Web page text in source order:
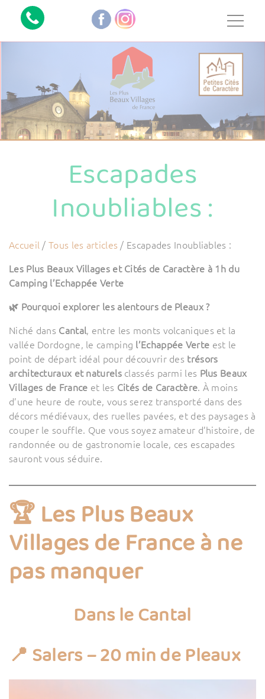
Escapades
Inoubliables :
Accueil /Tous les articles / Escapades Inoubliables :
Les Plus Beaux Villages et Cités de Caractère à 1h du
Camping l’Echappée Verte
🌿 Pourquoi explorer les alentours de Pleaux ?
Niché dans Cantal, entre les monts volcaniques et la
vallée Dordogne, le camping l’Echappée Verte est le
point de départ idéal pour découvrir des trésors
architecturaux et naturelsclassés parmi les Plus Beaux
Villages de France et les Cités de Caractère. À moins
d’une heure de route, vous serez transporté dans des
décors médiévaux, des ruelles pavées, et des paysages à
couper le souffle. Que vous soyez amateur d’histoire, de
randonnée ou de gastronomie locale, ces escapades
sauront vous séduire.
🏆 Les Plus Beaux
Villages de France à ne
pas manquer
Dans le Cantal
📍 Salers – 20 min de Pleaux